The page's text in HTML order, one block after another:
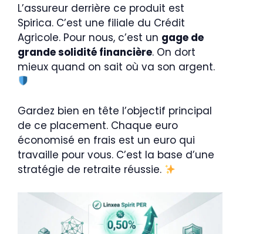
L’assureur derrière ce produit est
Spirica. C’est une filiale du Crédit
Agricole. Pour nous, c’est un gage de
grande solidité financière. On dort
mieux quand on sait où va son argent.
Gardez bien en tête l’objectif principal
de ce placement. Chaque euro
économisé en frais est un euro qui
travaille pour vous. C’est la base d’une
stratégie de retraite réussie.